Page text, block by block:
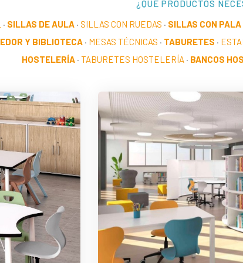
¿QUÉ PRODUCTOS
· SILLAS DE AULA· SILLAS CON RUEDAS · SILLAS CON PALA
Y BIBLIOTECA · MESAS TÉCNICAS · TABURETES ·
HOSTELERÍA · TABURETES HOSTELERÍA · BANCOS